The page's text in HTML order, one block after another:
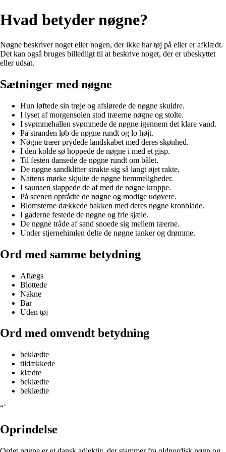
Hvad betyder nøgne?
Nøgne beskriver noget eller nogen, der ikke har tøj på eller er afklædt.
Det kan også bruges billedligt til at beskrive noget, der er ubeskyttet
eller udsat.
Sætninger med nøgne
Hun løftede sin trøje og afslørede de nøgne skuldre.
I lyset af morgensolen stod træerne nøgne og stolte.
I svømmehallen svømmede de nøgne igennem det klare vand.
På stranden løb de nøgne rundt og lo højt.
Nøgne træer prydede landskabet med deres skønhed.
I den kolde sø hoppede de nøgne i med et gisp.
Til festen dansede de nøgne rundt om bålet.
De nøgne sandklitter strakte sig så langt øjet rakte.
Nattens mørke skjulte de nøgne hemmeligheder.
I saunaen slappede de af med de nøgne kroppe.
På scenen optrådte de nøgne og modige udøvere.
Blomsterne dækkede bakken med deres nøgne kronblade.
I gaderne festede de nøgne og frie sjæle.
De nøgne tråde af sand snoede sig mellem tæerne.
Under stjernehimlen delte de nøgne tanker og drømme.
Ord med samme betydning
Aflægs
Blottede
Nakne
Bar
Uden tøj
Ord med omvendt betydning
beklædte
tildækkede
klædte
beklædte
beklædte
“`
Oprindelse